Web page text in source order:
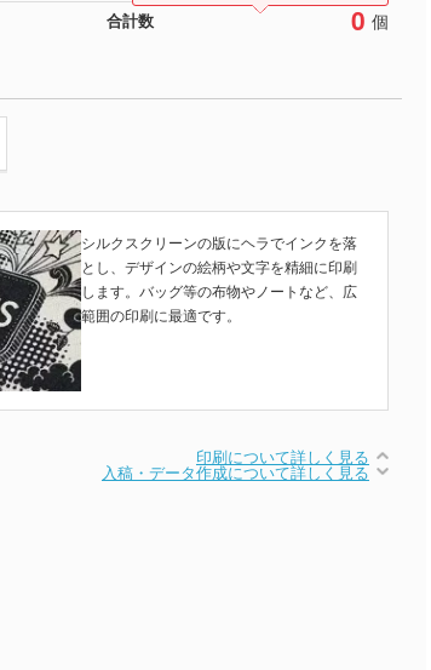
合計数 0 個
シルクスクリーンの版にヘラでインクを落
とし、デザインの絵柄や文字を精細に印刷
します。バッグ等の布物やノートなど、広
範囲の印刷に最適です。
印刷について詳しく見る
入稿・データ作成について詳しく見る